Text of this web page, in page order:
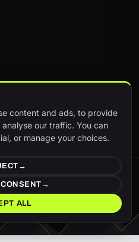
and Hindi.
content and ads, to provide
our traffic. You can
or manage your choices.
ALL